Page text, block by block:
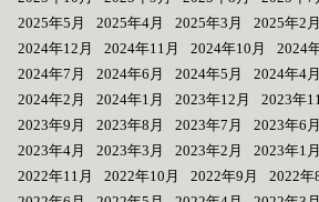
2025年5月
2025年4月 2025年3月 2025年2月
2024年12月
2024年11月 2024年10月 2024
2024年7月
2024年6月 2024年5月 2024年4月
2024年2月
2024年1月 2023年12月 2023年
2023年9月
2023年8月 2023年7月 2023年6月
2023年4月
2023年3月 2023年2月 2023年1月
2022年11月
2022年10月 2022年9月 2022年